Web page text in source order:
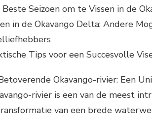
Seizoen om te Vissen in de
in de Okavango Delta: Andere
Tips voor een Succesvolle
Okavango-rivier: Een
rivier is een van de meest
van een brede